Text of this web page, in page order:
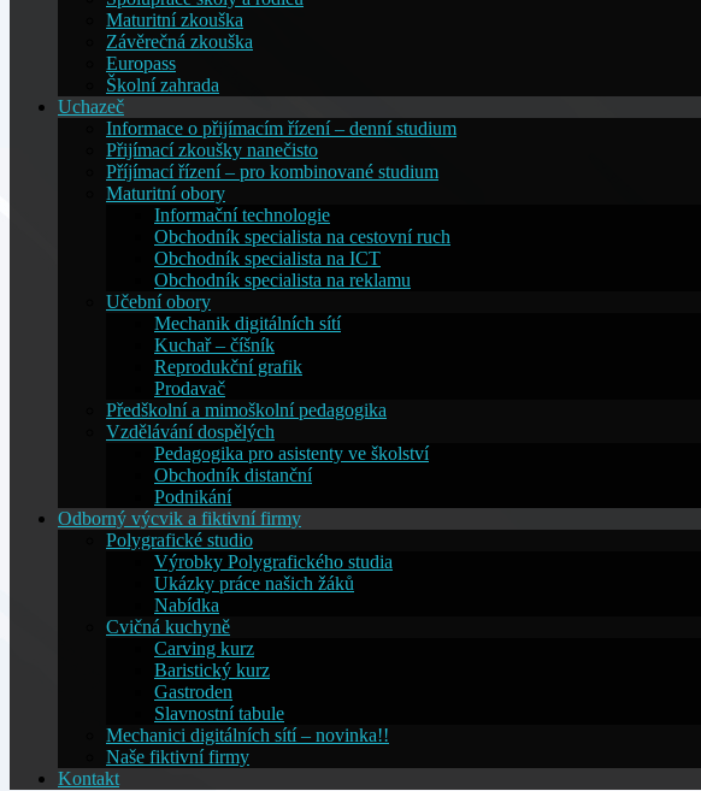
Maturitní zkouška
Závěrečná zkouška
Europass
Školní zahrada
Uchazeč
Informace o přijímacím řízení – denní studium
Přijímací zkoušky nanečisto
Příjímací řízení – pro kombinované studium
Maturitní obory
Informační technologie
Obchodník specialista na cestovní ruch
Obchodník specialista na ICT
Obchodník specialista na reklamu
Učební obory
Mechanik digitálních sítí
Kuchař – číšník
Reprodukční grafik
Prodavač
Předškolní a mimoškolní pedagogika
Vzdělávání dospělých
Pedagogika pro asistenty ve školství
Obchodník distanční
Podnikání
Odborný výcvik a fiktivní firmy
Polygrafické studio
Výrobky Polygrafického studia
Ukázky práce našich žáků
Nabídka
Cvičná kuchyně
Carving kurz
Baristický kurz
Gastroden
Slavnostní tabule
Mechanici digitálních sítí – novinka!!
Naše fiktivní firmy
Kontakt